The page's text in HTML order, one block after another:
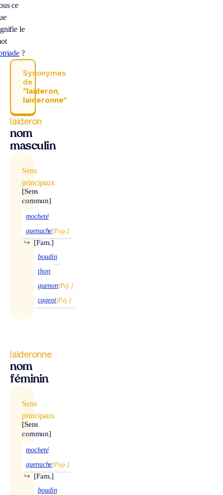
ce
le
?
Synonymes
de
“laideron,
laideronne“
laideron
nom
masculin
Sens
principaux
[Sens
commun]
mocheté
guenuche[Pop.]
[Fam.]
↪
boudin
thon
guenon[Péj.]
cageot[Péj.]
laideronne
nom
féminin
Sens
principaux
[Sens
commun]
mocheté
guenuche[Pop.]
[Fam.]
↪
boudin